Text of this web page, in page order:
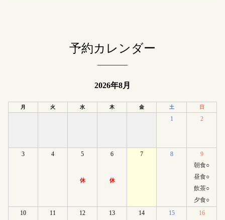
予約カレンダー
2026年8月
月 火 水 木 金 土 日
1 2
3 4 5
休
6
休
7 8
9
朝食○
昼食○
飲茶○
夕食○
10
11
12
13
14
15
16